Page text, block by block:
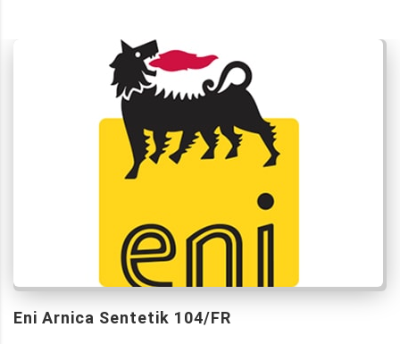
Eni Arnica Sentetik 104/FR